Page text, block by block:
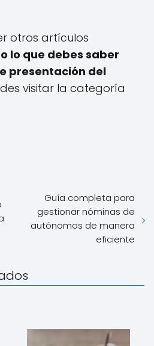
otros artículos
lo que debes saber
presentación del
visitar la categoría
Guía completa para
gestionar nóminas de
autónomos de manera
eficiente